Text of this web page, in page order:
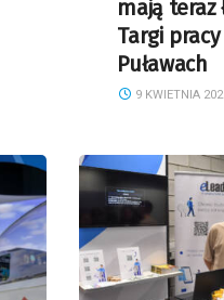
mają teraz
Targi pracy
Puławach
9 KWIETNIA